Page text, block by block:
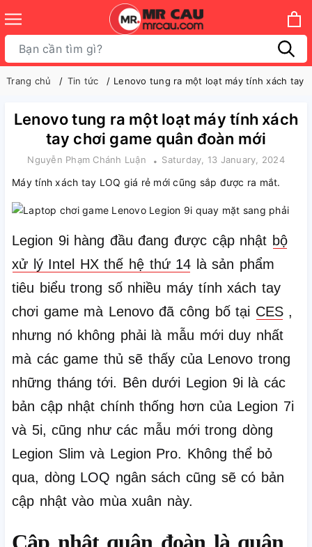
Trang chủ Tin tức Lenovo tung ra một loạt máy tính xách tay
Lenovo tung ra một loạt máy tính xách
tay chơi game quân đoàn mới
Nguyễn Phạm Chánh Luận Saturday, 13 January, 2024
Máy tính xách tay LOQ giá rẻ mới cũng sắp được ra mắt.
Legion 9i hàng đầu đang được cập nhật bộ
xử lý Intel HX thế hệ thứ 14 là sản phẩm
tiêu biểu trong số nhiều máy tính xách tay
chơi game mà Lenovo đã công bố tại CES,
nhưng nó không phải là mẫu mới duy nhất
mà các game thủ sẽ thấy của Lenovo trong
những tháng tới. Bên dưới Legion 9i là các
bản cập nhật chính thống hơn của Legion 7i
và 5i, cũng như các mẫu mới trong dòng
Legion Slim và Legion Pro. Không thể bỏ
qua, dòng LOQ ngân sách cũng sẽ có bản
cập nhật vào mùa xuân này.
Cập nhật quân đoàn là quân